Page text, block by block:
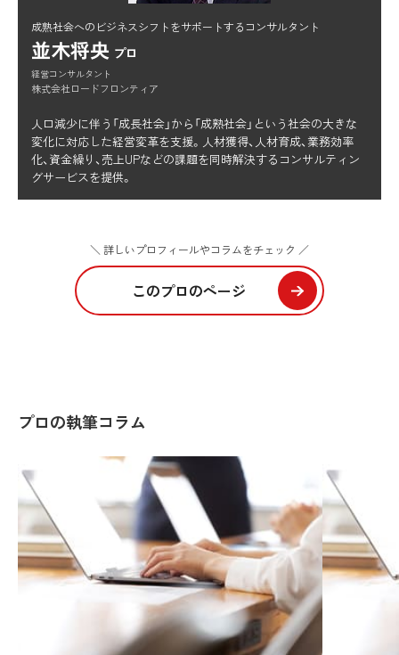
成熟社会へのビジネスシフトをサポートするコンサルタント
並木将央 プロ
経営コンサルタント
株式会社ロードフロンティア
人口減少に伴う「成長社会」から「成熟社会」という社会の大きな
変化に対応した経営変革を支援。人材獲得、人材育成、業務効率
化、資金繰り、売上UPなどの課題を同時解決するコンサルティン
グサービスを提供。
＼ 詳しいプロフィールやコラムをチェック ／
このプロのページ
プロの執筆コラム